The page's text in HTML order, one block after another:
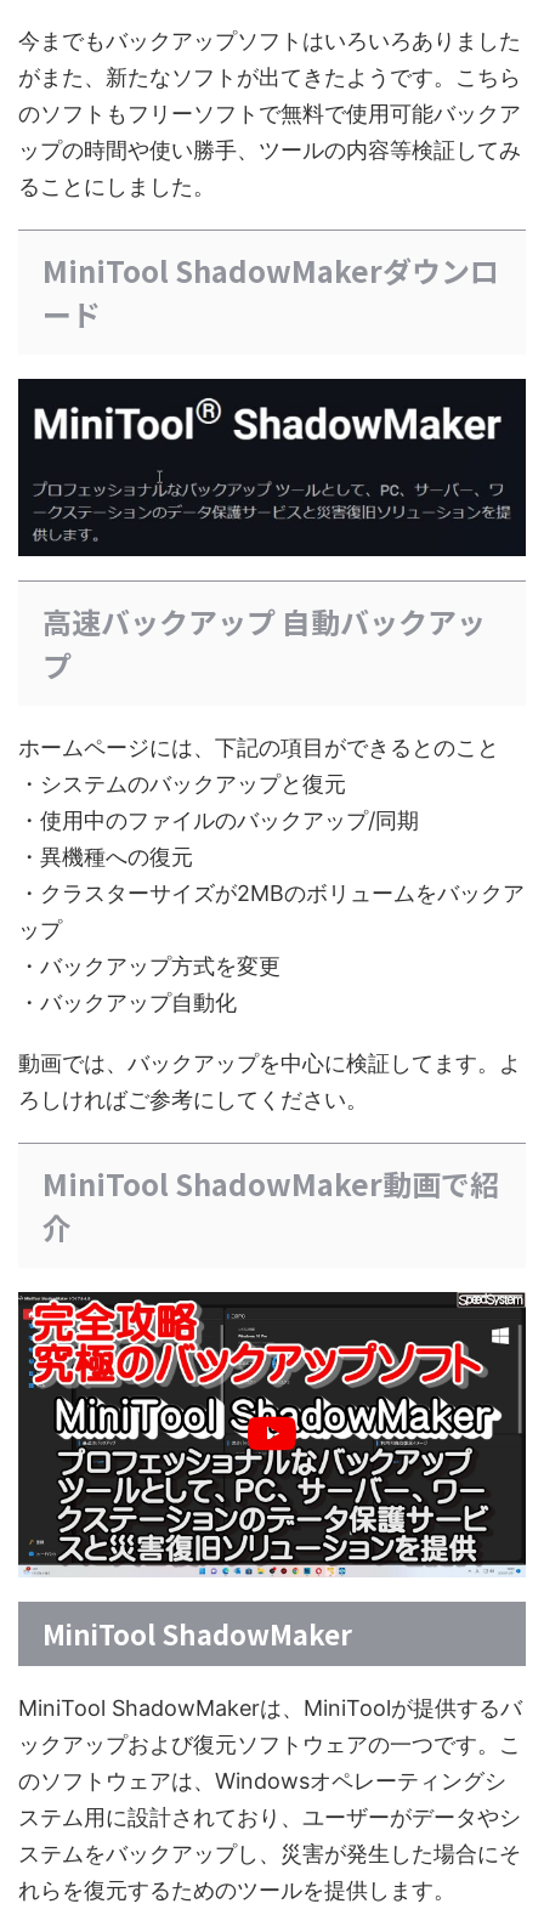
今までもバックアップソフトはいろいろありました
がまた、新たなソフトが出てきたようです。こちら
のソフトもフリーソフトで無料で使用可能バックア
ップの時間や使い勝手、ツールの内容等検証してみ
ることにしました。
MiniTool ShadowMakerダウンロ
ード
高速バックアップ 自動バックアッ
プ
ホームページには、下記の項目ができるとのこと
・システムのバックアップと復元
・使用中のファイルのバックアップ/同期
・異機種への復元
・クラスターサイズが2MBのボリュームをバックア
ップ
・バックアップ方式を変更
・バックアップ自動化
動画では、バックアップを中心に検証してます。よ
ろしければご参考にしてください。
MiniTool ShadowMaker動画で紹
介
MiniTool ShadowMaker
MiniTool ShadowMakerは、MiniToolが提供するバ
ックアップおよび復元ソフトウェアの一つです。こ
のソフトウェアは、Windowsオペレーティングシ
ステム用に設計されており、ユーザーがデータやシ
ステムをバックアップし、災害が発生した場合にそ
れらを復元するためのツールを提供します。